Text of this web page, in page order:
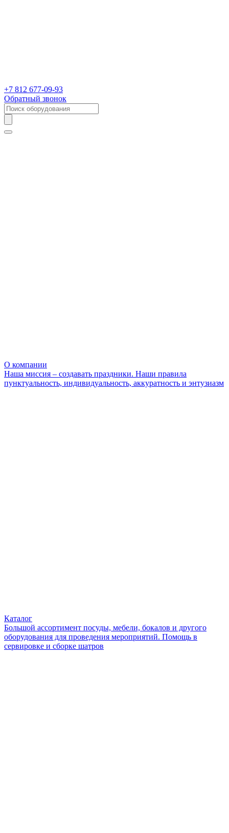
+7 812 677-09-93
Обратный звонок
О компании
Наша миссия – создавать праздники. Наши правила
пунктуальность, индивидуальность, аккуратность и энтузиазм
Каталог
Большой ассортимент посуды, мебели, бокалов и другого
оборудования для проведения мероприятий. Помощь в
сервировке и сборке шатров